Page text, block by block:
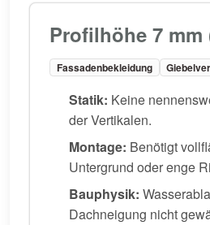
Profilhöhe 7 mm
Fassadenbekleidung
Statik: Keine
der Vertikalen.
Montage: Benötigt
Untergrund oder enge
Bauphysik:
Dachneigung nicht